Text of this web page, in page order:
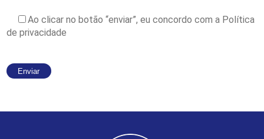
Ao clicar no botão “enviar”, eu concordo com a Política
de privacidade